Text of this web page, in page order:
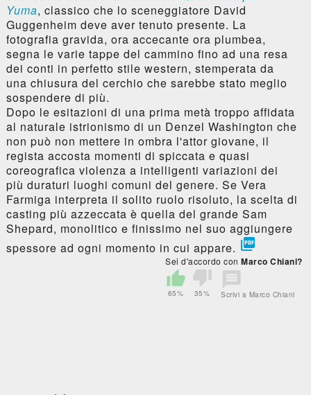
Yuma, classico che lo sceneggiatore David
Guggenheim deve aver tenuto presente. La
fotografia gravida, ora accecante ora plumbea,
segna le varie tappe del cammino fino ad una resa
dei conti in perfetto stile western, stemperata da
una chiusura del cerchio che sarebbe stato meglio
sospendere di più.
Dopo le esitazioni di una prima metà troppo affidata
al naturale istrionismo di un Denzel Washington che
non può non mettere in ombra l'attor giovane, il
regista accosta momenti di spiccata e quasi
coreografica violenza a intelligenti variazioni dei
più duraturi luoghi comuni del genere. Se Vera
Farmiga interpreta il solito ruolo risoluto, la scelta di
casting più azzeccata è quella del grande Sam
Shepard, monolitico e finissimo nel suo aggiungere
spessore ad ogni momento in cui appare. 
Sei d'accordo conMarco Chiani?
65% 35% Scrivi a Marco Chiani